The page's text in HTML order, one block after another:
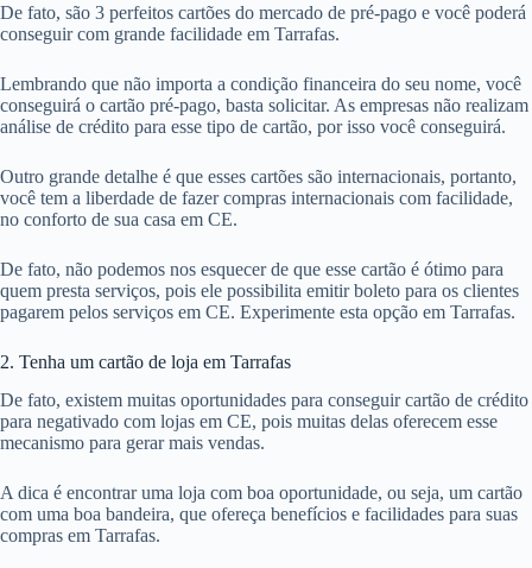
De fato, são 3 perfeitos cartões do mercado de pré-pago e você poderá
conseguir com grande facilidade em Tarrafas.
Lembrando que não importa a condição financeira do seu nome, você
conseguirá o cartão pré-pago, basta solicitar. As empresas não realizam
análise de crédito para esse tipo de cartão, por isso você conseguirá.
Outro grande detalhe é que esses cartões são internacionais, portanto,
você tem a liberdade de fazer compras internacionais com facilidade,
no conforto de sua casa em CE.
De fato, não podemos nos esquecer de que esse cartão é ótimo para
quem presta serviços, pois ele possibilita emitir boleto para os clientes
pagarem pelos serviços em CE. Experimente esta opção em Tarrafas.
2. Tenha um cartão de loja em Tarrafas
De fato, existem muitas oportunidades para conseguir cartão de crédito
para negativado com lojas em CE, pois muitas delas oferecem esse
mecanismo para gerar mais vendas.
A dica é encontrar uma loja com boa oportunidade, ou seja, um cartão
com uma boa bandeira, que ofereça benefícios e facilidades para suas
compras em Tarrafas.